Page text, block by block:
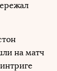
на матч